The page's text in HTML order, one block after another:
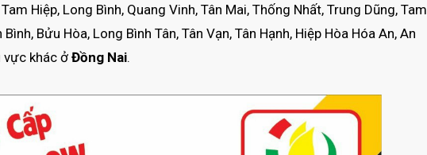
Hiệp, Long Bình, Quang Vinh, Tân Mai, Thống Nhất, Trung Dũng, Tam
Bửu Hòa, Long Bình Tân, Tân Vạn, Tân Hạnh, Hiệp Hòa Hóa An, An
vực khác ở Đồng Nai.